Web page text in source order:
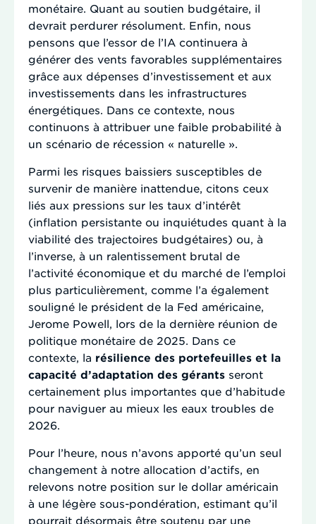
monétaire. Quant au soutien budgétaire, il
devrait perdurer résolument. Enfin, nous
pensons que l’essor de l’IA continuera à
générer des vents favorables supplémentaires
grâce aux dépenses d’investissement et aux
investissements dans les infrastructures
énergétiques. Dans ce contexte, nous
continuons à attribuer une faible probabilité à
un scénario de récession « naturelle ».
Parmi les risques baissiers susceptibles de
survenir de manière inattendue, citons ceux
liés aux pressions sur les taux d’intérêt
(inflation persistante ou inquiétudes quant à la
viabilité des trajectoires budgétaires) ou, à
l’inverse, à un ralentissement brutal de
l’activité économique et du marché de l’emploi
plus particulièrement, comme l’a également
souligné le président de la Fed américaine,
Jerome Powell, lors de la dernière réunion de
politique monétaire de 2025. Dans ce
contexte, la résilience des portefeuilles et la
capacité d’adaptation des gérants seront
certainement plus importantes que d’habitude
pour naviguer au mieux les eaux troubles de
2026.
Pour l’heure, nous n’avons apporté qu’un seul
changement à notre allocation d’actifs, en
relevons notre position sur le dollar américain
à une légère sous-pondération, estimant qu’il
pourrait désormais être soutenu par une